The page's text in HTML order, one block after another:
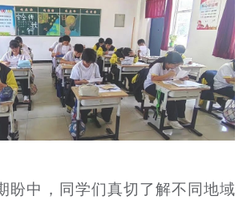
盼中，同学们真切了解不同地域